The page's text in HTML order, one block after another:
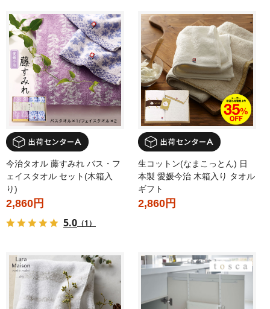
今治タオル 藤すみれ バス・フ
ェイスタオル セット(木箱入
り)
2,860円
5.0 （1）
生コットン(なまこっとん) 日
本製 愛媛今治 木箱入り タオル
ギフト
2,860円